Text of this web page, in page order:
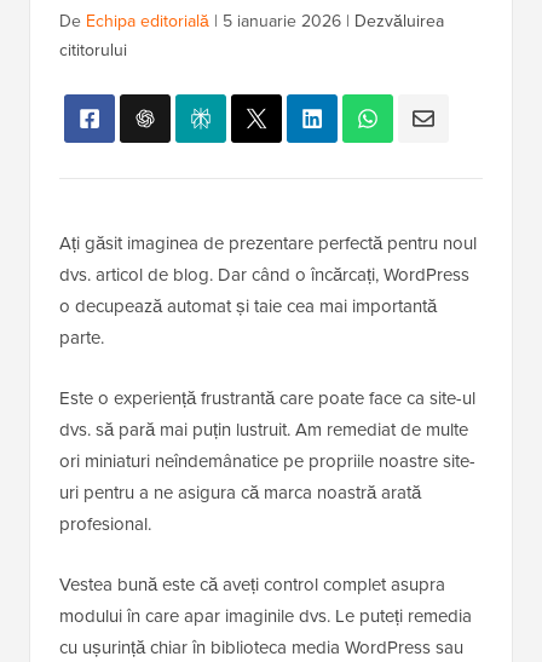
De Echipa editorială | 5 ianuarie 2026 | Dezvăluirea
cititorului
Ați găsit imaginea de prezentare perfectă pentru noul
dvs. articol de blog. Dar când o încărcați, WordPress
o decupează automat și taie cea mai importantă
parte.
Este o experiență frustrantă care poate face ca site-ul
dvs. să pară mai puțin lustruit. Am remediat de multe
ori miniaturi neîndemânatice pe propriile noastre site-
uri pentru a ne asigura că marca noastră arată
profesional.
Vestea bună este că aveți control complet asupra
modului în care apar imaginile dvs. Le puteți remedia
cu ușurință chiar în biblioteca media WordPress sau